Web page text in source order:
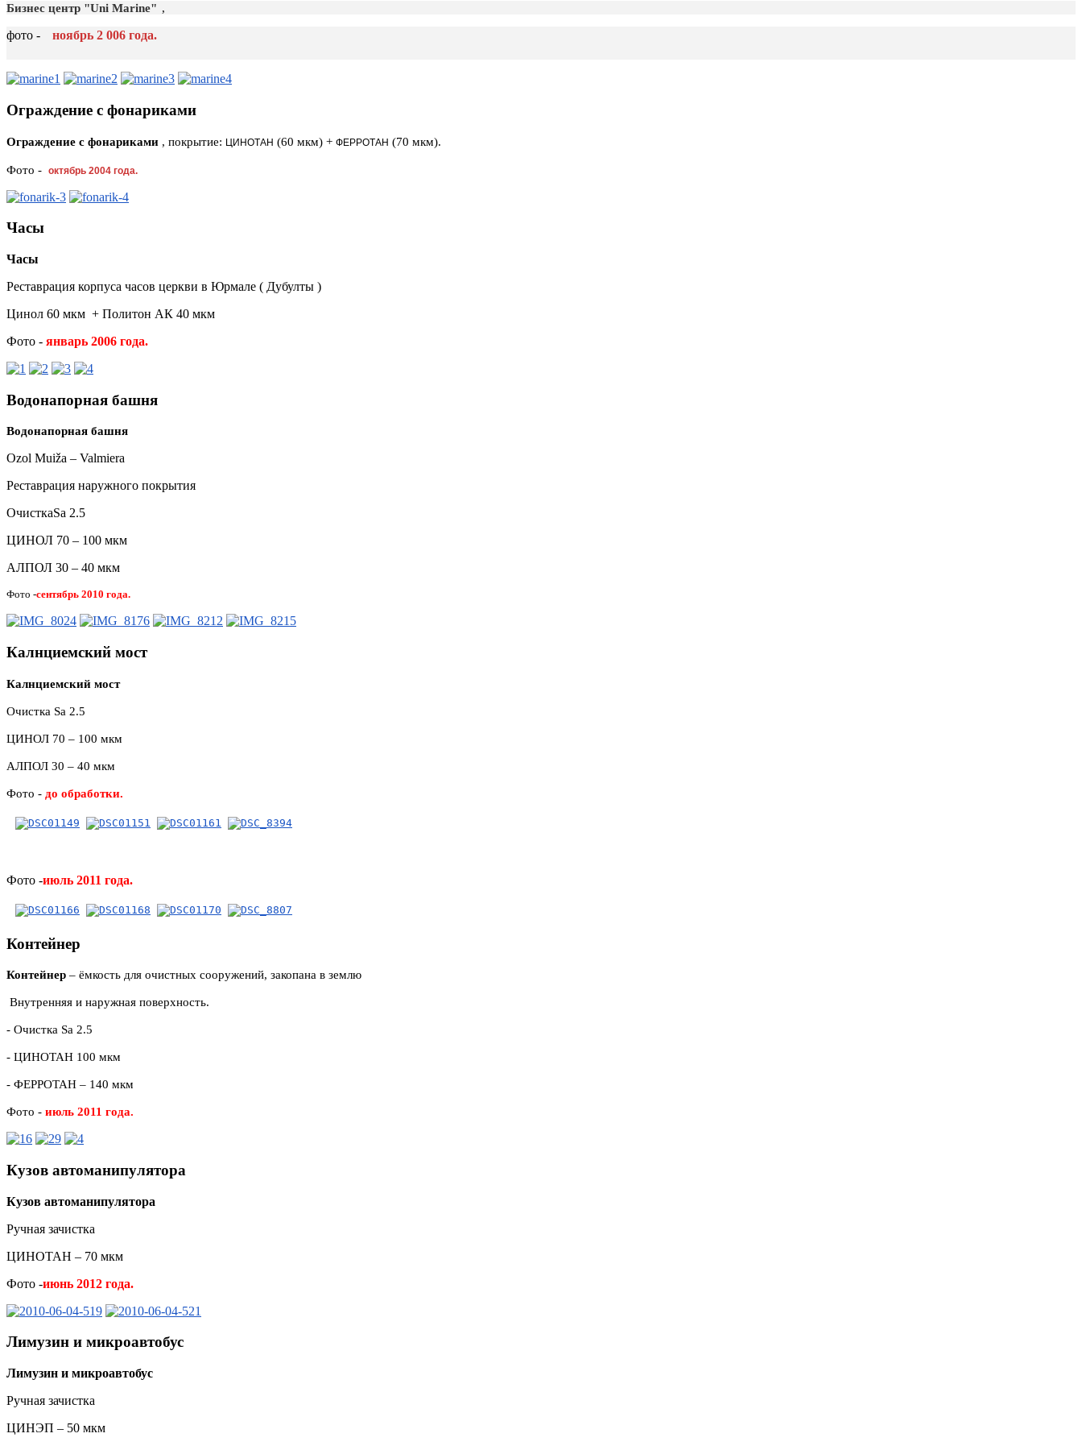
Бизнес центр "Uni Marine" ,
фото -
ноябрь 2 006 года.
Ограждение с фонариками
Ограждение с фонариками , покрытие: ЦИНОТАН (60 мкм) + ФЕРРОТАН (70 мкм).
Фото - октябрь 2004 года.
Часы
Часы
Реставрация корпуса часов церкви в Юрмале ( Дубулты )
Цинол 60 мкм + Политон АК 40 мкм
Фото - январь 2006 года.
Водонапорная башня
Водонапорная башня
Ozol Muiža – Valmiera
Реставрация наружного покрытия
ОчисткаSa 2.5
ЦИНОЛ 70 – 100 мкм
АЛПОЛ 30 – 40 мкм
Фото -сентябрь 2010 года.
Калнциемский мост
Калнциемский мост
Очистка Sa 2.5
ЦИНОЛ 70 – 100 мкм
АЛПОЛ 30 – 40 мкм
Фото - до обработки.
Фото -июль 2011 года.
Контейнер
Контейнер – ёмкость для очистных сооружений, закопана в землю
Внутренняя и наружная поверхность.
- Очистка Sa 2.5
- ЦИНОТАН 100 мкм
- ФЕРРОТАН – 140 мкм
Фото - июль 2011 года.
Кузов автоманипулятора
Кузов автоманипулятора
Ручная зачистка
ЦИНОТАН – 70 мкм
Фото -июнь 2012 года.
Лимузин и микроавтобус
Лимузин и микроавтобус
Ручная зачистка
ЦИНЭП – 50 мкм